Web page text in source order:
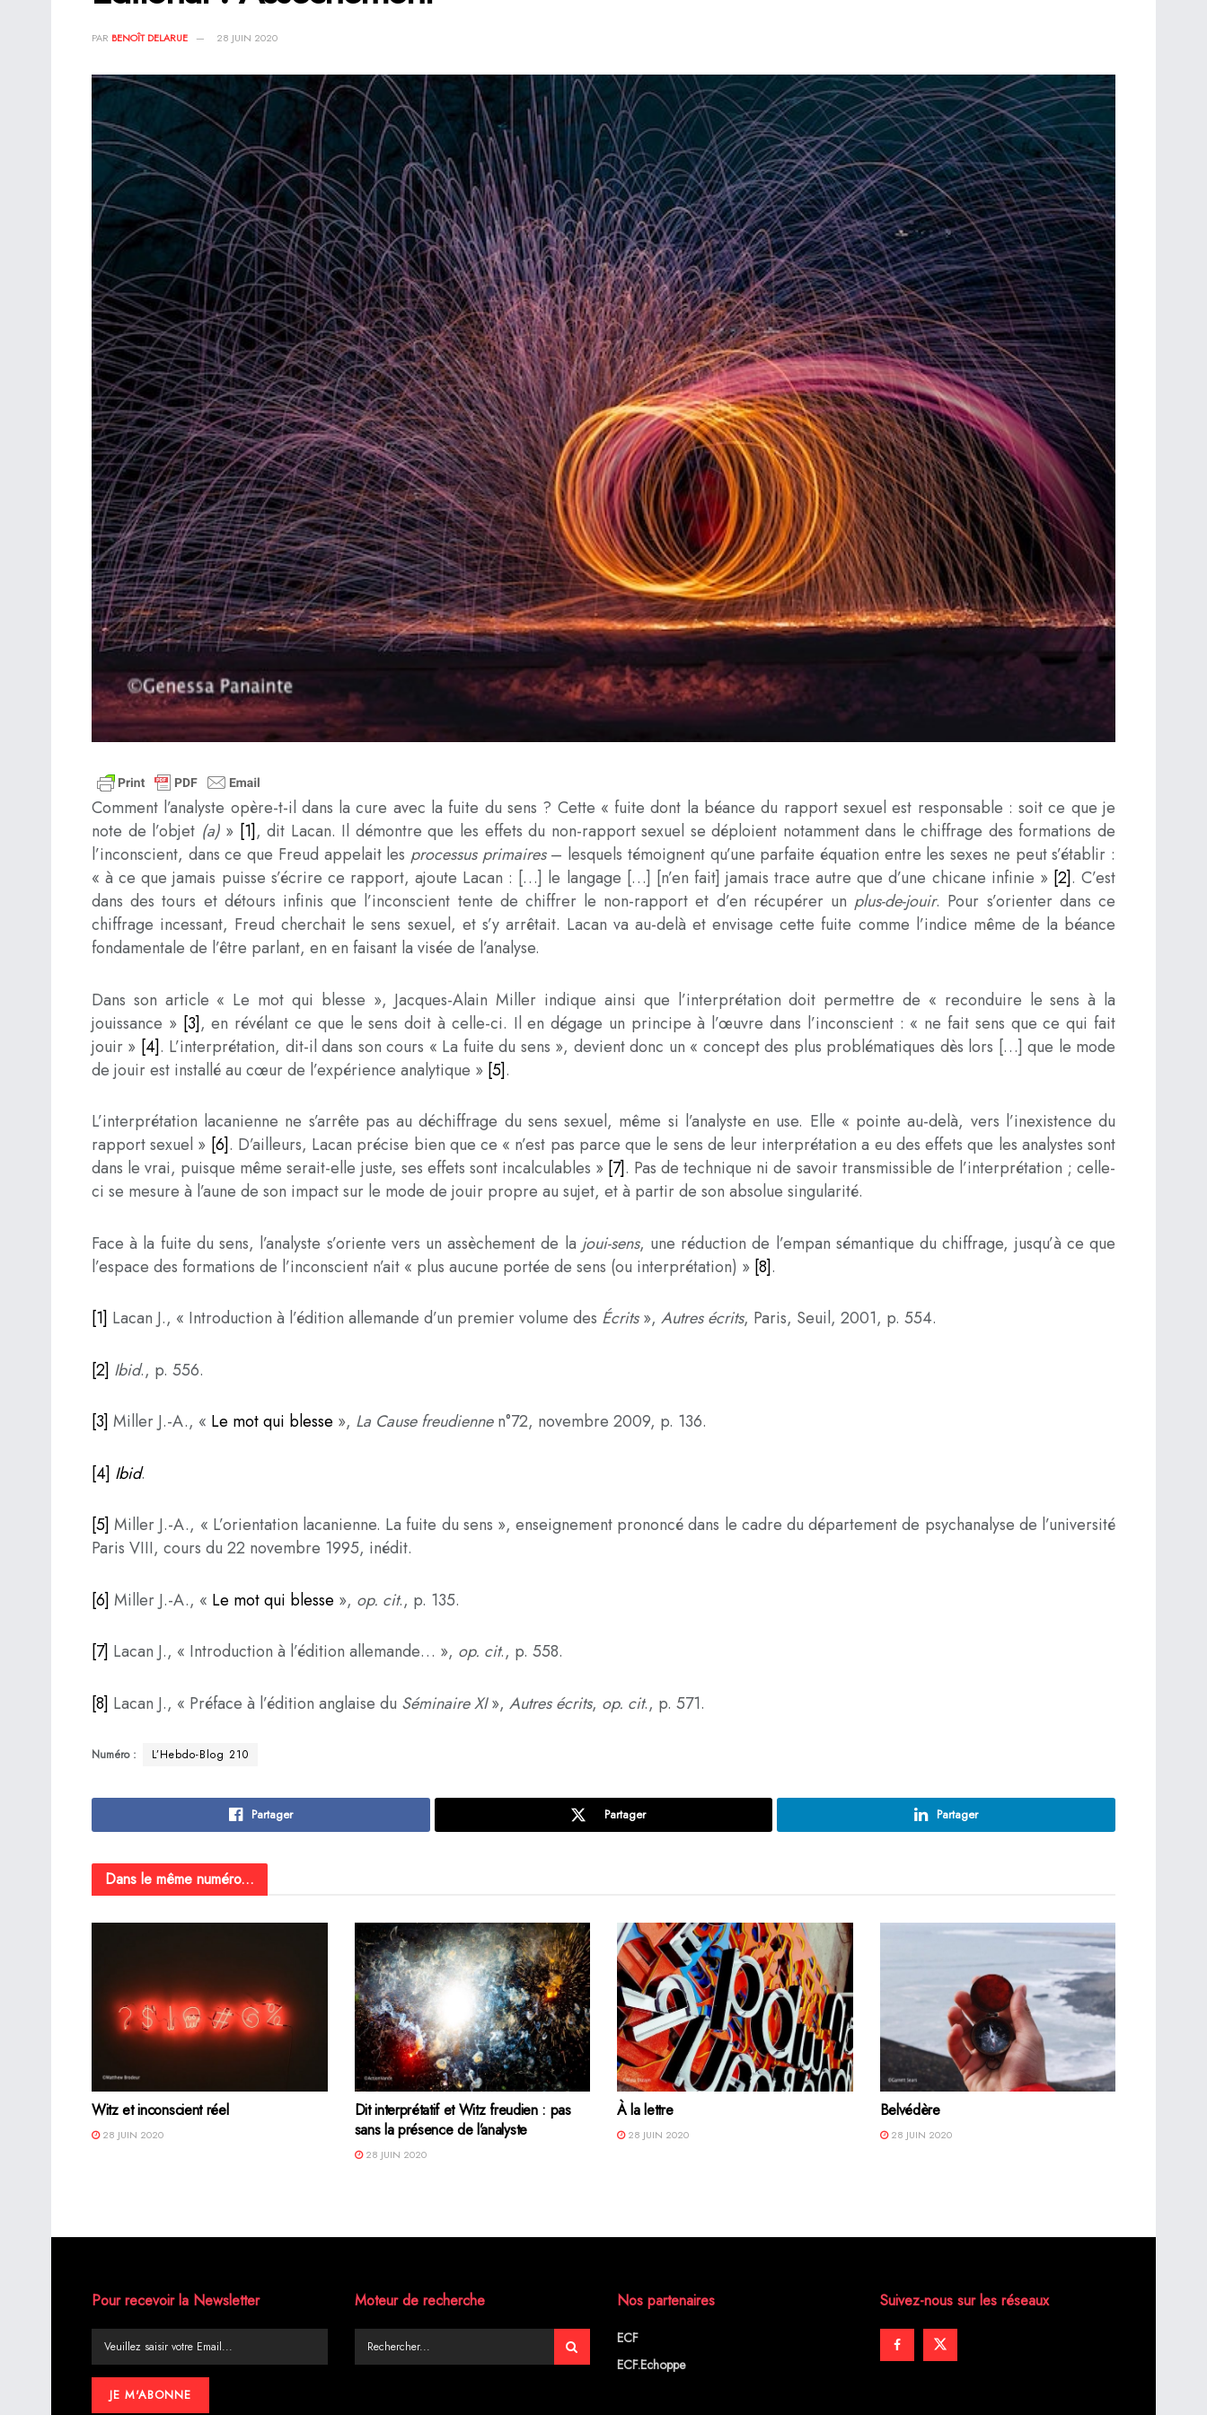
PAR BENOÎT DELARUE 28 JUIN 2020
Comment l’analyste opère-t-il dans la cure avec la fuite du sens ? Cette « fuite dont la béance du rapport sexuel est responsable : soit ce que je
note de l’objet (a)» [1], dit Lacan. Il démontre que les effets du non-rapport sexuel se déploient notamment dans le chiffrage des formations de
l’inconscient, dans ce que Freud appelait les processus primaires– lesquels témoignent qu’une parfaite équation entre les sexes ne peut s’établir :
« à ce que jamais puisse s’écrire ce rapport, ajoute Lacan : […] le langage […] [n’en fait] jamais trace autre que d’une chicane infinie » [2]. C’est
dans des tours et détours infinis que l’inconscient tente de chiffrer le non-rapport et d’en récupérer un plus-de-jouir. Pour s’orienter dans ce
chiffrage incessant, Freud cherchait le sens sexuel, et s’y arrêtait. Lacan va au-delà et envisage cette fuite comme l’indice même de la béance
fondamentale de l’être parlant, en en faisant la visée de l’analyse.
Dans son article « Le mot qui blesse », Jacques-Alain Miller indique ainsi que l’interprétation doit permettre de « reconduire le sens à la
jouissance » [3], en révélant ce que le sens doit à celle-ci. Il en dégage un principe à l’œuvre dans l’inconscient : « ne fait sens que ce qui fait
jouir » [4]. L’interprétation, dit-il dans son cours « La fuite du sens », devient donc un « concept des plus problématiques dès lors […] que le mode
de jouir est installé au cœur de l’expérience analytique » [5].
L’interprétation lacanienne ne s’arrête pas au déchiffrage du sens sexuel, même si l’analyste en use. Elle « pointe au-delà, vers l’inexistence du
rapport sexuel » [6]. D’ailleurs, Lacan précise bien que ce « n’est pas parce que le sens de leur interprétation a eu des effets que les analystes sont
dans le vrai, puisque même serait-elle juste, ses effets sont incalculables » [7]. Pas de technique ni de savoir transmissible de l’interprétation ; celle-
ci se mesure à l’aune de son impact sur le mode de jouir propre au sujet, et à partir de son absolue singularité.
Face à la fuite du sens, l’analyste s’oriente vers un assèchement de la joui-sens, une réduction de l’empan sémantique du chiffrage, jusqu’à ce que
l’espace des formations de l’inconscient n’ait « plus aucune portée de sens (ou interprétation) » [8].
[1] Lacan J., « Introduction à l’édition allemande d’un premier volume des Écrits», Autres écrits, Paris, Seuil, 2001, p. 554.
[2] Ibid., p. 556.
[3] Miller J.-A., « Le mot qui blesse », La Cause freudiennen°72, novembre 2009, p. 136.
[4] Ibid.
[5] Miller J.-A., « L’orientation lacanienne. La fuite du sens », enseignement prononcé dans le cadre du département de psychanalyse de l’université
Paris VIII, cours du 22 novembre 1995, inédit.
[6] Miller J.-A., « Le mot qui blesse », op. cit., p. 135.
[7] Lacan J., « Introduction à l’édition allemande… », op. cit., p. 558.
[8] Lacan J., « Préface à l’édition anglaise du Séminaire XI», Autres écrits, op. cit., p. 571.
Numéro : L’Hebdo-Blog 210
Partager Partager Partager
Dans le même numéro...
Witz et inconscient réel
28 JUIN 2020
Dit interprétatif et Witz freudien : pas
sans la présence de l’analyste
28 JUIN 2020
À la lettre
28 JUIN 2020
Belvédère
28 JUIN 2020
Pour recevoir la Newsletter Moteur de recherche Nos partenaires
ECF
ECF.Echoppe
Suivez-nous sur les réseaux